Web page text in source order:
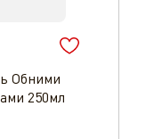
Обними
250мл